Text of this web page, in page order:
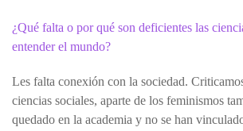
¿Qué falta o por qué son deficientes las
entender el mundo?
Les falta conexión con la sociedad.
ciencias sociales, aparte de los feminismos
quedado en la academia y no se han